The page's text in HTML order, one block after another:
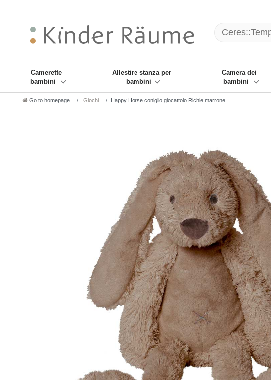
Camerette
bambini
Allestire stanza per
bambini
Camera dei
bambini
Go to homepage Giochi Happy Horse coniglio giocattolo Richie marrone